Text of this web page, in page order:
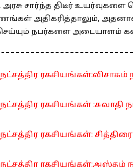
அரசு சார்ந்த திடீர் உயர்வுகளை
அதிகரித்தாலும், அதனால்
நபர்களை அடையாளம்
நட்சத்திர ரகசியங்கள்:விசாகம்
நட்சத்திர ரகசியங்கள் :சுவாதி
நட்சத்திர ரகசியங்கள்:
நட்சத்திர ரகசியங்கள்:அஸ்தம்